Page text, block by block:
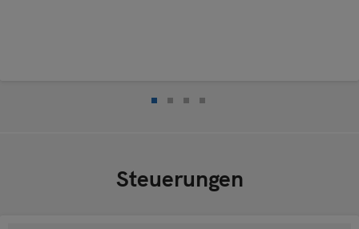
Steuerungen